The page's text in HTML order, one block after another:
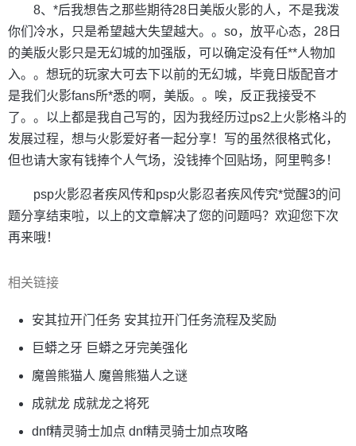
8、*后我想告之那些期待28日美版火影的人，不是我泼
你们冷水，只是希望越大失望越大。。so，放平心态，28日
的美版火影只是无幻城的加强版，可以确定没有任**人物加
入。。想玩的玩家大可去下以前的无幻城，毕竟日版配音才
是我们火影fans所*悉的啊，美版。。唉，反正我接受不
了。。以上都是我自己写的，因为我经历过ps2上火影格斗的
发展过程，想与火影爱好者一起分享！写的虽然很格式化，
但也请大家有钱捧个人气场，没钱捧个回贴场，阿里鸭多！
psp火影忍者疾风传和psp火影忍者疾风传究*觉醒3的问
题分享结束啦，以上的文章解决了您的问题吗？欢迎您下次
再来哦！
相关链接
安其拉开门任务 安其拉开门任务流程及奖励
巨蟒之牙 巨蟒之牙完美强化
魔兽熊猫人 魔兽熊猫人之谜
成就龙 成就龙之将死
dnf精灵骑士加点 dnf精灵骑士加点攻略